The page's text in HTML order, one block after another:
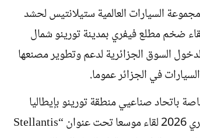
السيارات العالمية ستيلانتيس لحشد
ضخم مطلع فيفري بمدينة تورينو شمال
السوق الجزائرية لدعم وتطوير مصنعها
في الجزائر عموما.
باتحاد صناعيي منطقة تورينو بإيطاليا
(UIT) أن مقره الاتحاد سيستضيف يوم 2 فيفري 2026 لقاء موسعا تحت عنوان “Stellantis